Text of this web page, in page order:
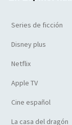
Series de ficción
Disney plus
Netflix
Apple TV
Cine español
La casa del dragón